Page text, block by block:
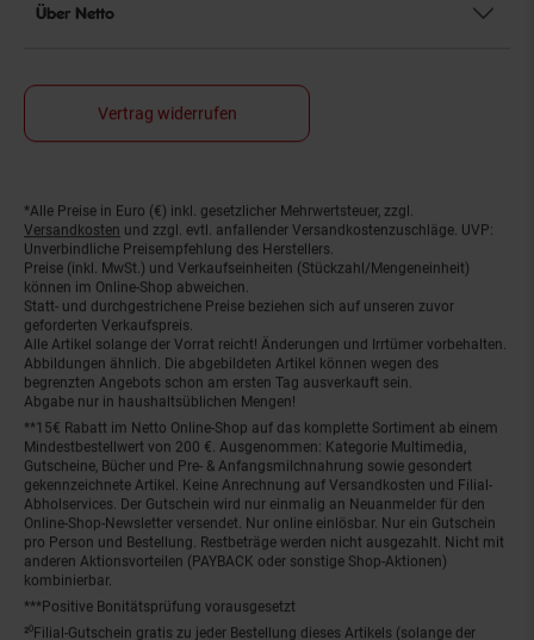
Über Netto
Vertrag widerrufen
Fußnoten
*Alle Preise in Euro (€) inkl. gesetzlicher Mehrwertsteuer, zzgl.
Versandkosten und zzgl. evtl. anfallender Versandkostenzuschläge. UVP:
Unverbindliche Preisempfehlung des Herstellers.
Preise (inkl. MwSt.) und Verkaufseinheiten (Stückzahl/Mengeneinheit)
können im Online-Shop abweichen.
Statt- und durchgestrichene Preise beziehen sich auf unseren zuvor
geforderten Verkaufspreis.
Alle Artikel solange der Vorrat reicht! Änderungen und Irrtümer vorbehalten.
Abbildungen ähnlich. Die abgebildeten Artikel können wegen des
begrenzten Angebots schon am ersten Tag ausverkauft sein.
Abgabe nur in haushaltsüblichen Mengen!
**15€ Rabatt im Netto Online-Shop auf das komplette Sortiment ab einem
Mindestbestellwert von 200 €. Ausgenommen: Kategorie Multimedia,
Gutscheine, Bücher und Pre- & Anfangsmilchnahrung sowie gesondert
gekennzeichnete Artikel. Keine Anrechnung auf Versandkosten und Filial-
Abholservices. Der Gutschein wird nur einmalig an Neuanmelder für den
Online-Shop-Newsletter versendet. Nur online einlösbar. Nur ein Gutschein
pro Person und Bestellung. Restbeträge werden nicht ausgezahlt. Nicht mit
anderen Aktionsvorteilen (PAYBACK oder sonstige Shop-Aktionen)
kombinierbar.
***Positive Bonitätsprüfung vorausgesetzt
²⁰Filial-Gutschein gratis zu jeder Bestellung dieses Artikels (solange der